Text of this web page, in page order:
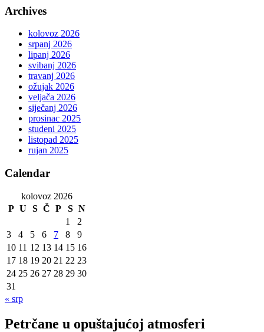
Archives
kolovoz 2026
srpanj 2026
lipanj 2026
svibanj 2026
travanj 2026
ožujak 2026
veljača 2026
siječanj 2026
prosinac 2025
studeni 2025
listopad 2025
rujan 2025
Calendar
kolovoz 2026
P U S Č P S N
1
2
3
4 5 6 7 8
9
10 11 12 13 14 15 16
17 18 19 20 21 22 23
24 25 26 27 28 29 30
31
« srp
Petrčane u opuštajućoj atmosferi